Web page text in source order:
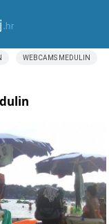
WEBCAMS MEDULIN